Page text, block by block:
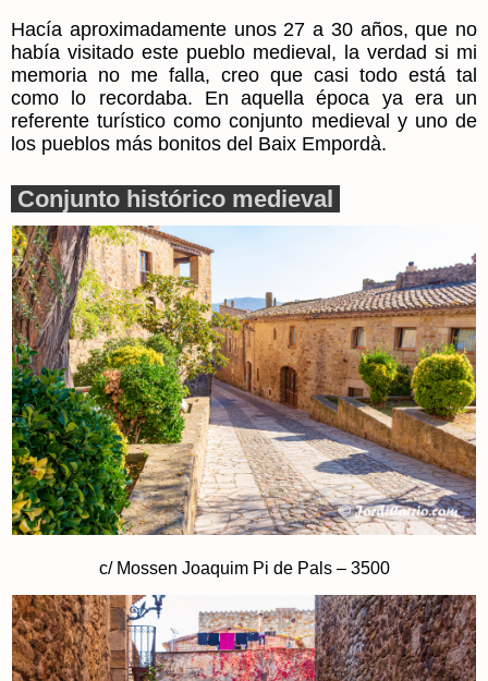
Hacía aproximadamente unos 27 a 30 años, que no
había visitado este pueblo medieval, la verdad si mi
memoria no me falla, creo que casi todo está tal
como lo recordaba. En aquella época ya era un
referente turístico como conjunto medieval y uno de
los pueblos más bonitos del Baix Empordà.
Conjunto histórico medieval
c/ Mossen Joaquim Pi de Pals – 3500